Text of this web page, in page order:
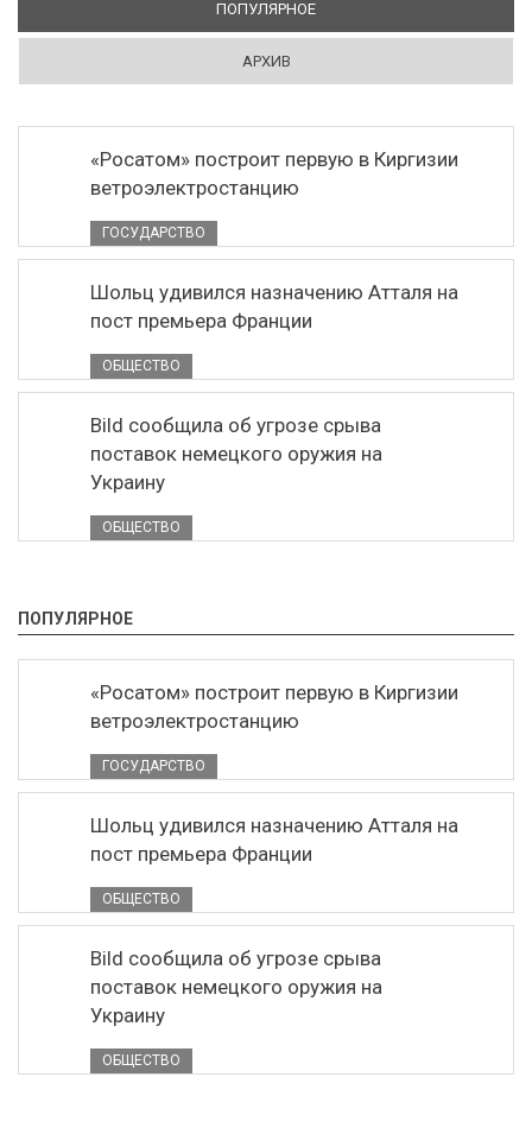
ПОПУЛЯРНОЕ
АРХИВ
«Росатом» построит первую в Киргизии
ветроэлектростанцию
ГОСУДАРСТВО
Шольц удивился назначению Атталя на
пост премьера Франции
ОБЩЕСТВО
Bild сообщила об угрозе срыва
поставок немецкого оружия на
Украину
ОБЩЕСТВО
ПОПУЛЯРНОЕ
«Росатом» построит первую в Киргизии
ветроэлектростанцию
ГОСУДАРСТВО
Шольц удивился назначению Атталя на
пост премьера Франции
ОБЩЕСТВО
Bild сообщила об угрозе срыва
поставок немецкого оружия на
Украину
ОБЩЕСТВО